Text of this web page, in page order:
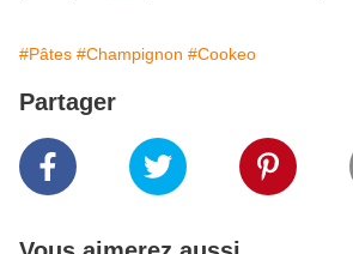
#Pâtes #Champignon #Cookeo
Partager